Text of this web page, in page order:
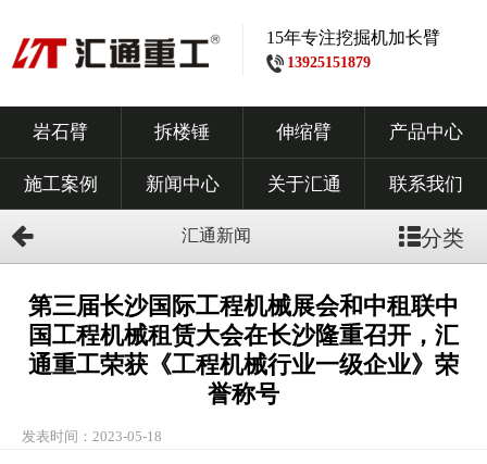
15年专注挖掘机加长臂
13925151879
岩石臂 拆楼锤 伸缩臂 产品中心
施工案例 新闻中心 关于汇通 联系我们
汇通新闻 分类
第三届长沙国际工程机械展会和中租联中
国工程机械租赁大会在长沙隆重召开，汇
通重工荣获《工程机械行业一级企业》荣
誉称号
发表时间：2023-05-18